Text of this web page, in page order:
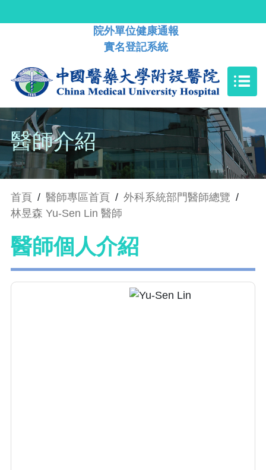
院外單位健康通報
實名登記系統
醫師介紹
首頁 / 醫師專區首頁 / 外科系統部門醫師總覽 /
林昱森 Yu-Sen Lin 醫師
醫師個人介紹